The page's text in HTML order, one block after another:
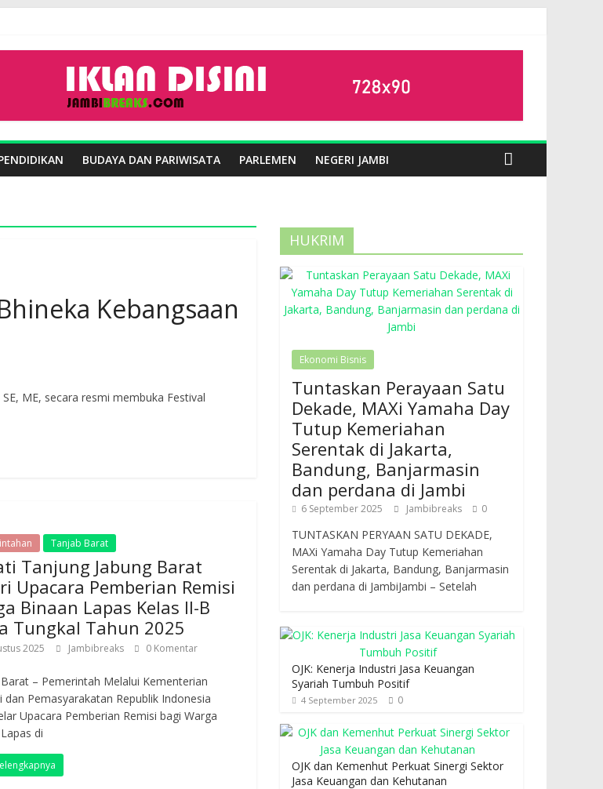
BUDAYA DAN PARIWISATA PARLEMEN NEGERI JAMBI
Kebangsaan
ME, secara resmi membuka Festival
Tanjab Barat
Tanjung Jabung Barat
Upacara Pemberian Remisi
Binaan Lapas Kelas II-B
Tungkal Tahun 2025
2025 Jambibreaks 0 Komentar
– Pemerintah Melalui Kementerian
dan Pemasyarakatan Republik Indonesia
Upacara Pemberian Remisi bagi Warga
di
HUKRIM
Ekonomi Bisnis
Tuntaskan Perayaan Satu
Dekade, MAXi Yamaha Day
Tutup Kemeriahan
Serentak di Jakarta,
Bandung, Banjarmasin
dan perdana di Jambi
6 September 2025 Jambibreaks 0
TUNTASKAN PERYAAN SATU DEKADE,
MAXi Yamaha Day Tutup Kemeriahan
Serentak di Jakarta, Bandung, Banjarmasin
dan perdana di JambiJambi – Setelah
OJK: Kenerja Industri Jasa Keuangan
Syariah Tumbuh Positif
4 September 2025 0
OJK dan Kemenhut Perkuat Sinergi Sektor
Jasa Keuangan dan Kehutanan